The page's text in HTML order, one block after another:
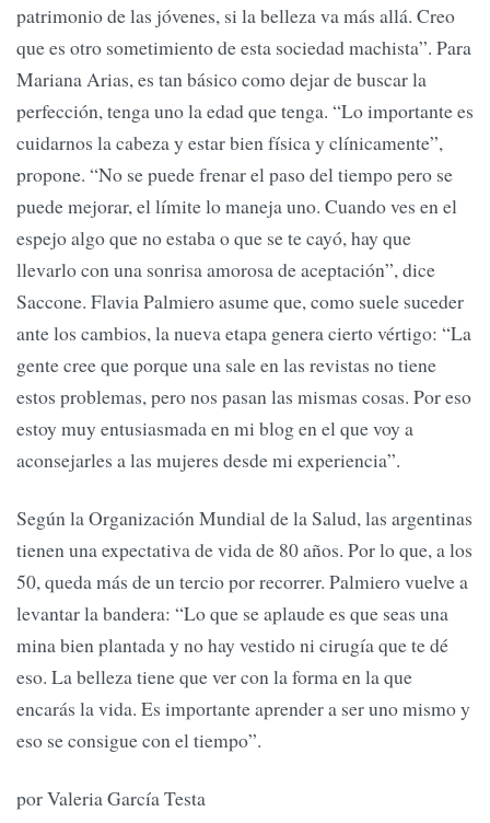
patrimonio de las jóvenes, si la belleza va más allá. Creo
que es otro sometimiento de esta sociedad machista”. Para
Mariana Arias, es tan básico como dejar de buscar la
perfección, tenga uno la edad que tenga. “Lo importante es
cuidarnos la cabeza y estar bien física y clínicamente”,
propone. “No se puede frenar el paso del tiempo pero se
puede mejorar, el límite lo maneja uno. Cuando ves en el
espejo algo que no estaba o que se te cayó, hay que
llevarlo con una sonrisa amorosa de aceptación”, dice
Saccone. Flavia Palmiero asume que, como suele suceder
ante los cambios, la nueva etapa genera cierto vértigo: “La
gente cree que porque una sale en las revistas no tiene
estos problemas, pero nos pasan las mismas cosas. Por eso
estoy muy entusiasmada en mi blog en el que voy a
aconsejarles a las mujeres desde mi experiencia”.
Según la Organización Mundial de la Salud, las argentinas
tienen una expectativa de vida de 80 años. Por lo que, a los
50, queda más de un tercio por recorrer. Palmiero vuelve a
levantar la bandera: “Lo que se aplaude es que seas una
mina bien plantada y no hay vestido ni cirugía que te dé
eso. La belleza tiene que ver con la forma en la que
encarás la vida. Es importante aprender a ser uno mismo y
eso se consigue con el tiempo”.
por Valeria García Testa